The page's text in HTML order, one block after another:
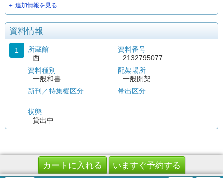
＋ 追加情報を見る
資料情報
1
所蔵館
西
資料種別
一般和書
新刊／特集棚区分
状態
貸出中
資料番号
2132795077
配架場所
一般開架
帯出区分